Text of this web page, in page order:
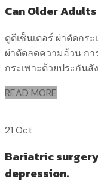
Can Older
ดูดีเซ็นเตอร์ ผ่าตัดกร
ผ่าตัดลดความอ้วน กา
กระเพาะด้วยประกัน
READ MORE
21 Oct
Bariatric
depression.